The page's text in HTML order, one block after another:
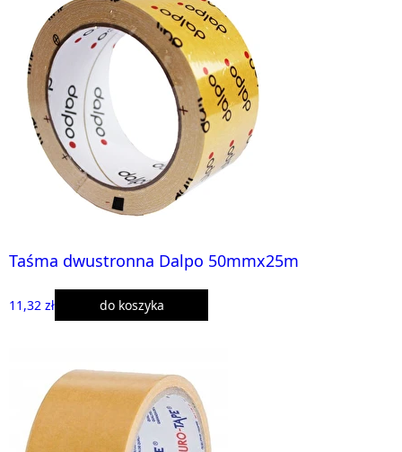
Taśma dwustronna Dalpo 50mmx25m
11,32 zł do koszyka